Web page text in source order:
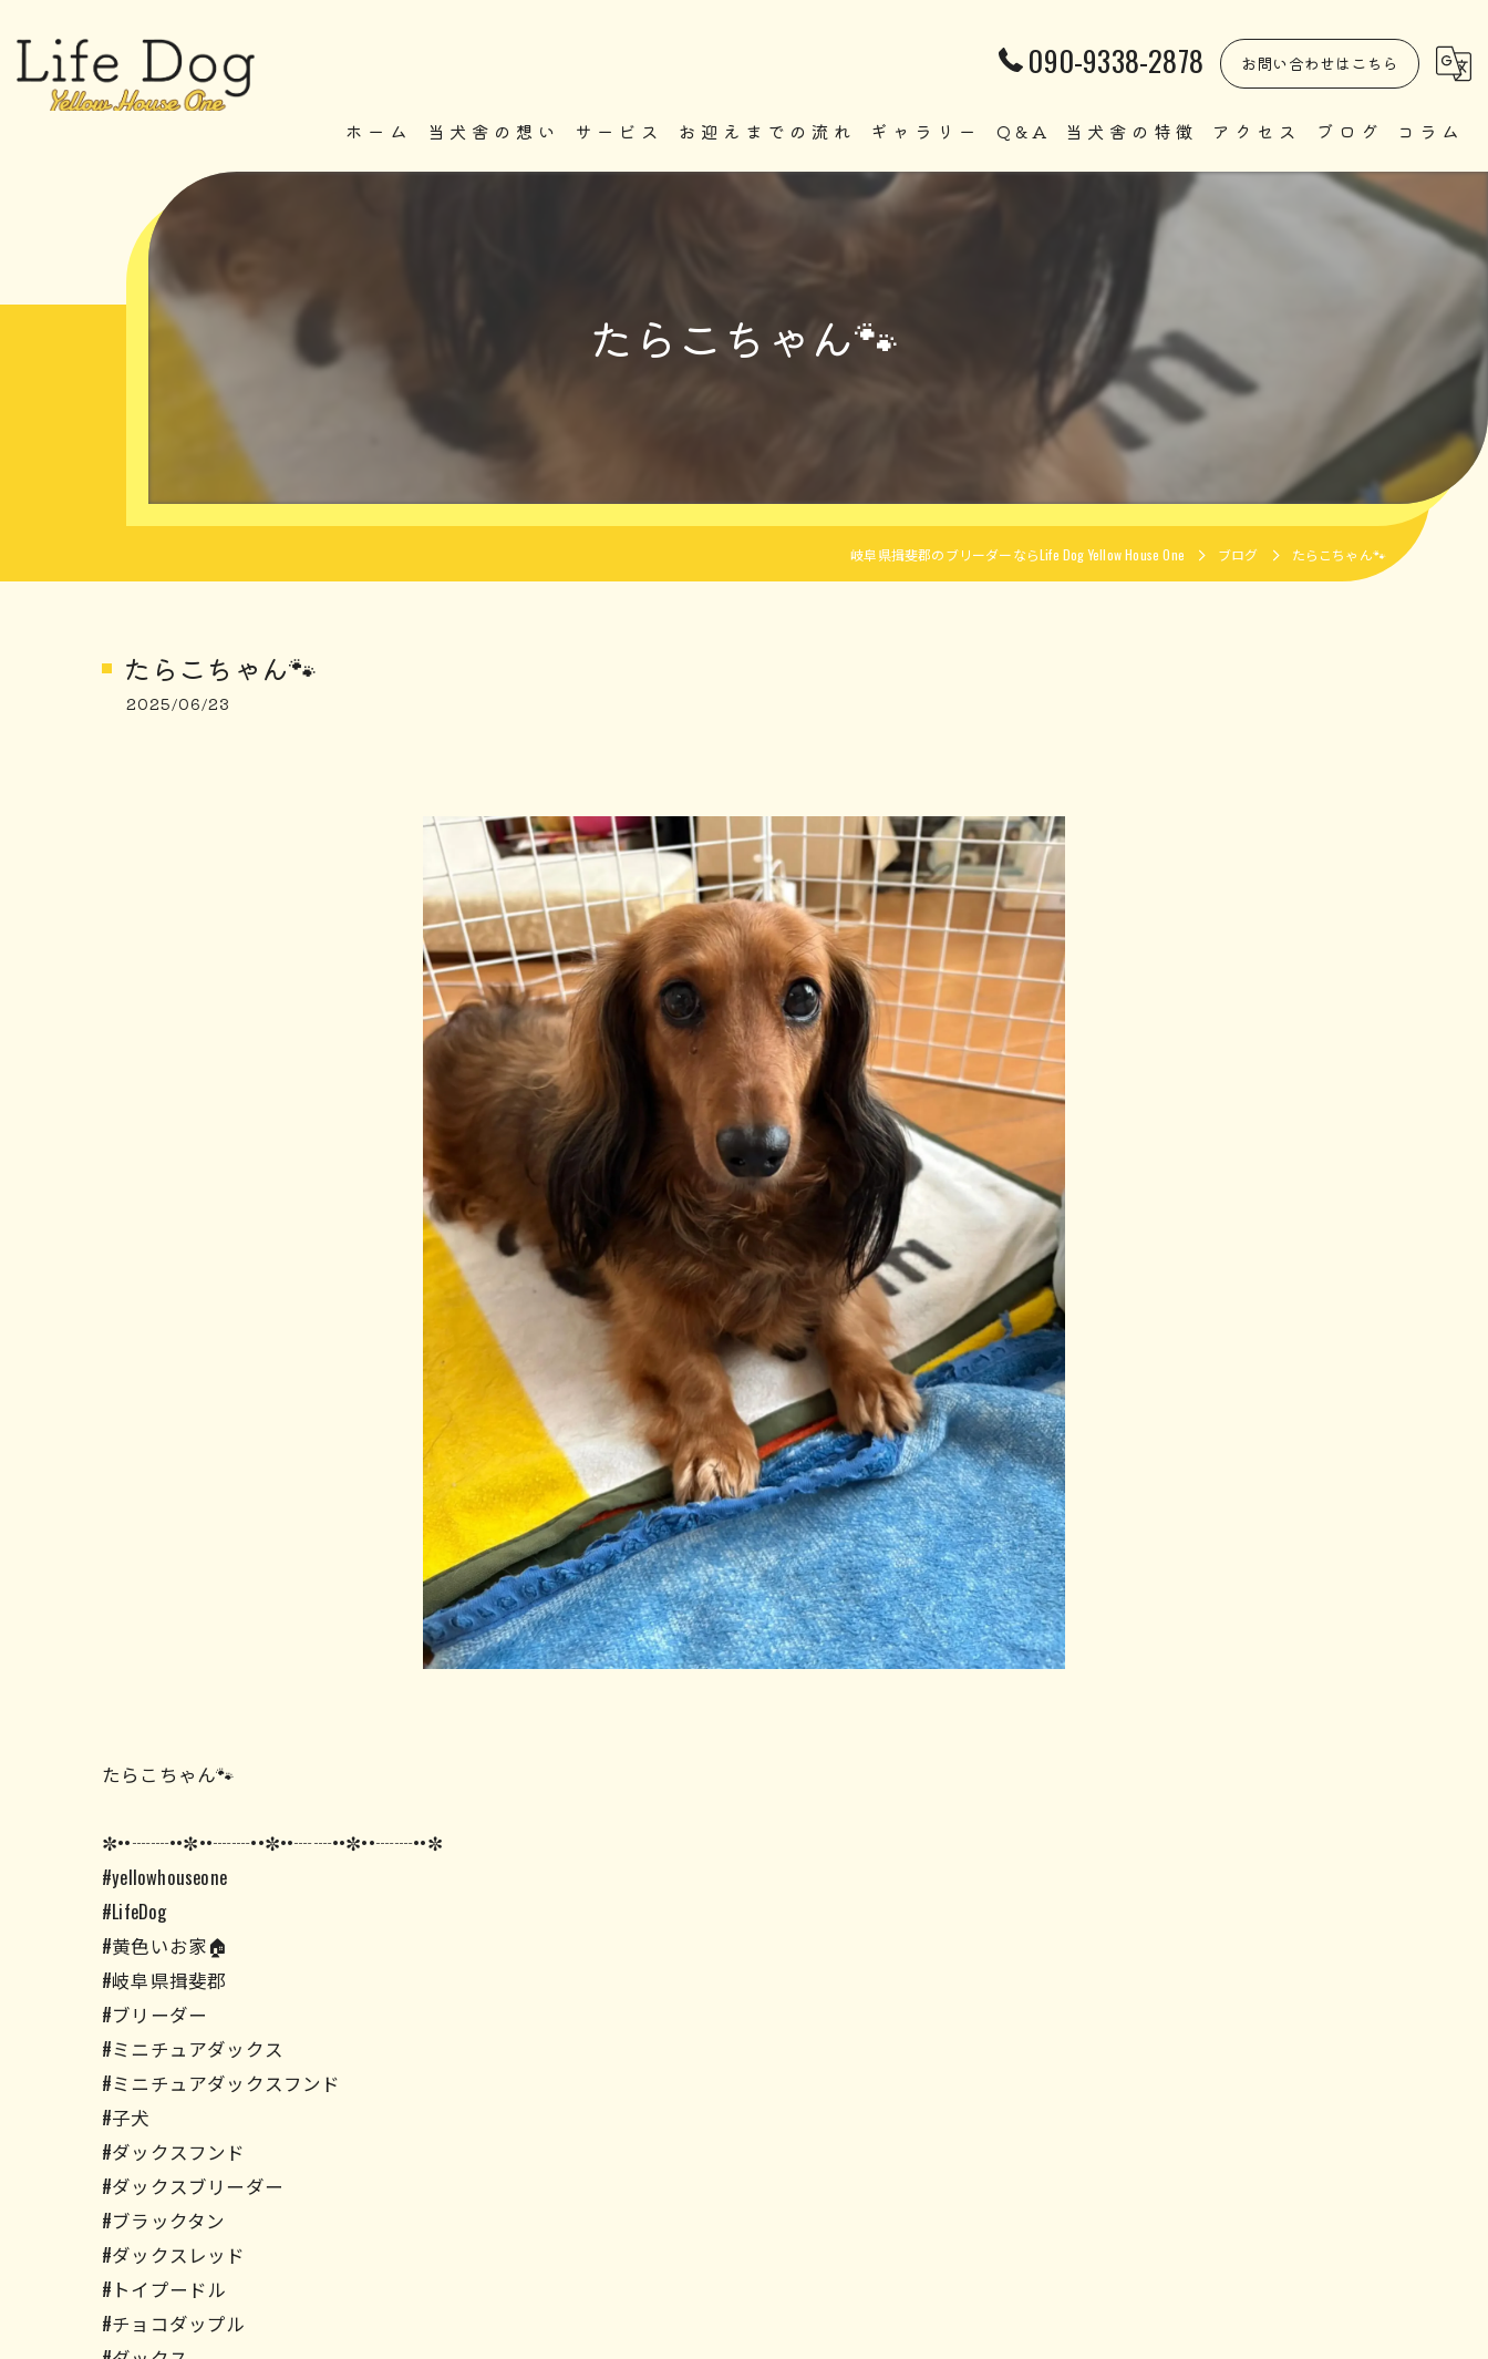
090-9338-2878 お問い合わせはこちら
ホーム 当犬舎の想い サービス お迎えまでの流れ ギャラリー Q&A 当犬舎の特徴
ペット
里親
犬
アクセス ブログ コラム
たらこちゃん🐾
岐阜県揖斐郡のブリーダーならLife Dog Yellow House One ブログ たらこちゃん🐾
たらこちゃん🐾
2025/06/23
たらこちゃん🐾
✼••┈┈••✼••┈┈••✼••┈┈••✼••┈┈••✼
#yellowhouseone
#LifeDog
#黄色いお家🏠
#岐阜県揖斐郡
#ブリーダー
#ミニチュアダックス
#ミニチュアダックスフンド
#子犬
#ダックスフンド
#ダックスブリーダー
#ブラックタン
#ダックスレッド
#トイプードル
#チョコダップル